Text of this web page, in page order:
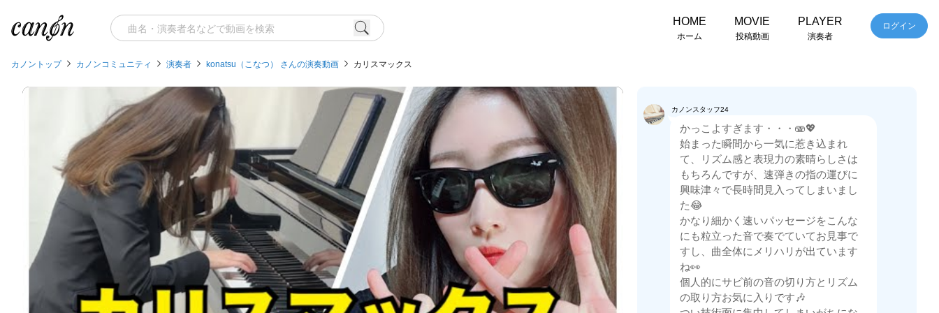
HOME
ホーム
MOVIE
投稿動画
PLAYER
演奏者
ログイン
カノントップ カノンコミュニティ 演奏者 konatsu（こなつ） さんの演奏動画 カリスマックス
カノンスタッフ24
かっこよすぎます・・・🫨💖
始まった瞬間から一気に惹き込まれ
て、リズム感と表現力の素晴らしさは
もちろんですが、速弾きの指の運びに
興味津々で長時間見入ってしまいまし
た😂
かなり細かく速いパッセージをこんな
にも粒立った音で奏でていてお見事で
すし、曲全体にメリハリが出ています
ね👀
個人的にサビ前の音の切り方とリズム
の取り方お気に入りです🎶